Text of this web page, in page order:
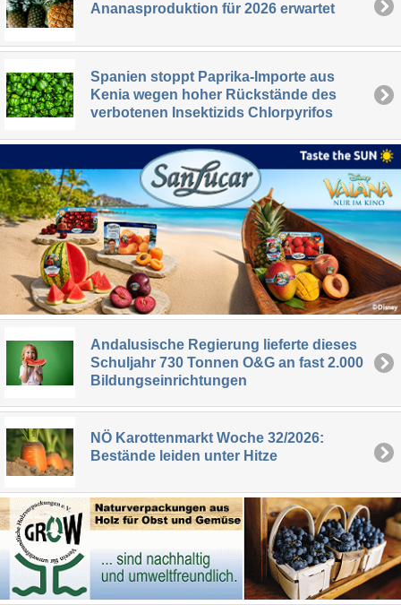
Ananasproduktion für 2026 erwartet
Spanien stoppt Paprika-Importe aus
Kenia wegen hoher Rückstände des
verbotenen Insektizids Chlorpyrifos
Andalusische Regierung lieferte dieses
Schuljahr 730 Tonnen O&G an fast 2.000
Bildungseinrichtungen
NÖ Karottenmarkt Woche 32/2026:
Bestände leiden unter Hitze